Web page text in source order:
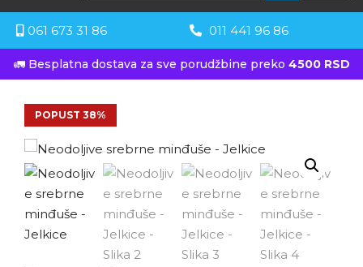
061 673 31 86 011 441 96 86
🚛 Besplatna dostava za sve porudžbine preko 4500 RSD
POPUST 38%